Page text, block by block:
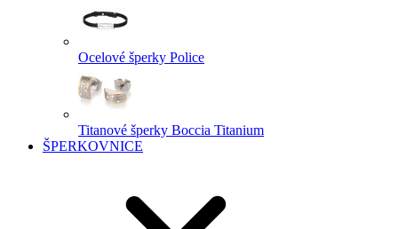
Ocelové šperky Police
Titanové šperky Boccia Titanium
ŠPERKOVNICE